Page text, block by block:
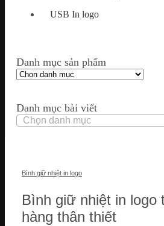
USB In logo
Danh mục sản phẩm
Danh mục bài viết
Danh
mục
Bình giữ nhiệt in logo
Bình giữ nhiệt in logo
hàng thân thiết